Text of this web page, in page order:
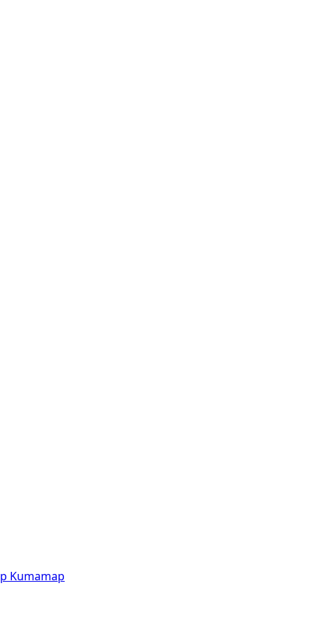
Kumamap